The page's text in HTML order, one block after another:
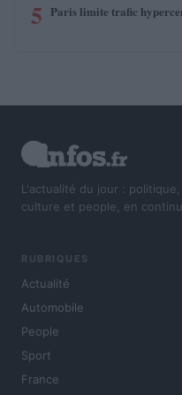
5 Paris limite trafic
L'actualité du jour :
culture et people, en continu.
RUBRIQUES
Actualité
Automobile
People
Sport
France